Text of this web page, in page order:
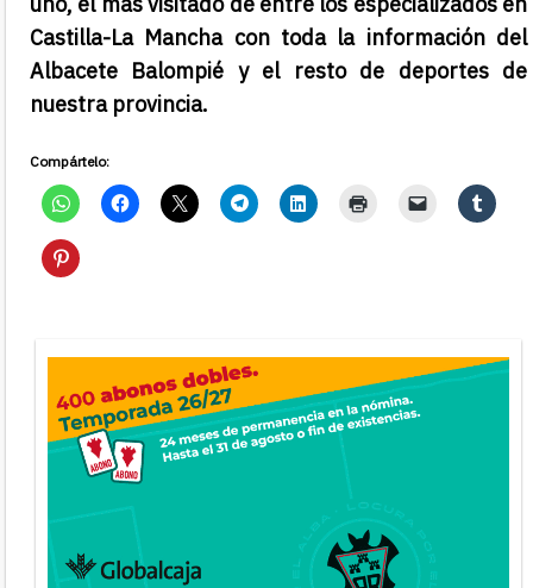
Castilla-La Mancha con toda la información del
Albacete Balompié y el resto de deportes de
nuestra provincia.
Compártelo: